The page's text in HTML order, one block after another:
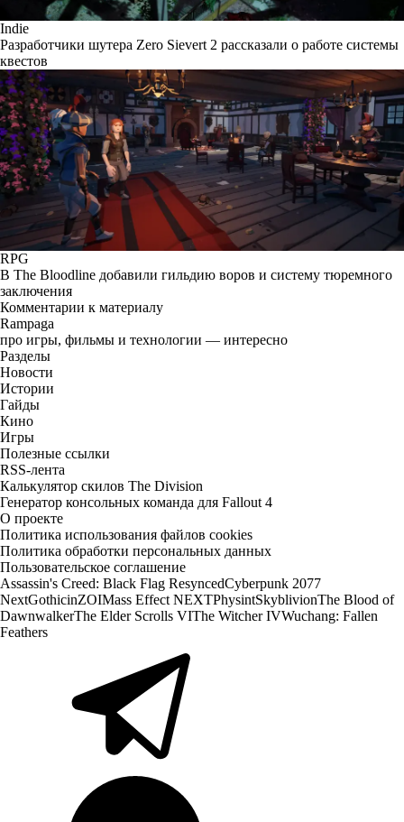
Indie
Разработчики шутера Zero Sievert 2 рассказали о работе системы
квестов
RPG
В The Bloodline добавили гильдию воров и систему тюремного
заключения
Комментарии к материалу
Rampaga
про игры, фильмы и технологии — интересно
Разделы
Новости
Истории
Гайды
Кино
Игры
Полезные ссылки
RSS-лента
Калькулятор скилов The Division
Генератор консольных команда для Fallout 4
О проекте
Политика использования файлов cookies
Политика обработки персональных данных
Пользовательское соглашение
Assassin's Creed: Black Flag ResyncedCyberpunk 2077
NextGothicinZOIMass Effect NEXTPhysintSkyblivionThe Blood of
DawnwalkerThe Elder Scrolls VIThe Witcher IVWuchang: Fallen
Feathers